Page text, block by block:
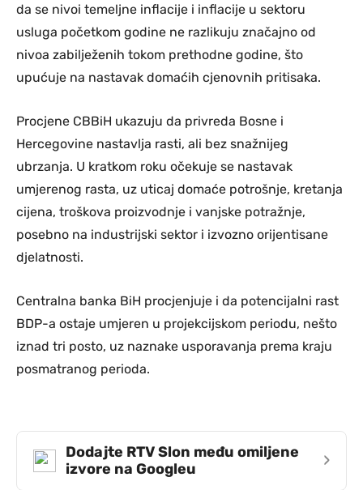
da se nivoi temeljne inflacije i inflacije u sektoru
usluga početkom godine ne razlikuju značajno od
nivoa zabilježenih tokom prethodne godine, što
upućuje na nastavak domaćih cjenovnih pritisaka.
Procjene CBBiH ukazuju da privreda Bosne i
Hercegovine nastavlja rasti, ali bez snažnijeg
ubrzanja. U kratkom roku očekuje se nastavak
umjerenog rasta, uz uticaj domaće potrošnje, kretanja
cijena, troškova proizvodnje i vanjske potražnje,
posebno na industrijski sektor i izvozno orijentisane
djelatnosti.
Centralna banka BiH procjenjuje i da potencijalni rast
BDP-a ostaje umjeren u projekcijskom periodu, nešto
iznad tri posto, uz naznake usporavanja prema kraju
posmatranog perioda.
Dodajte RTV Slon među omiljene
izvore na Googleu
›